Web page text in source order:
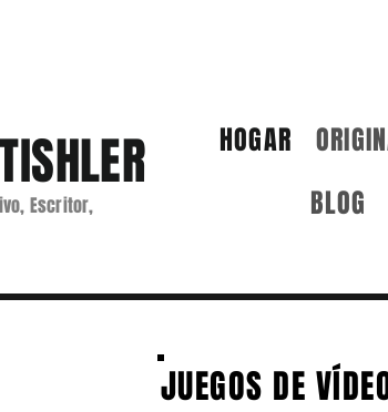
Escritor,
HOGAR
BLOG
JUEGOS DE